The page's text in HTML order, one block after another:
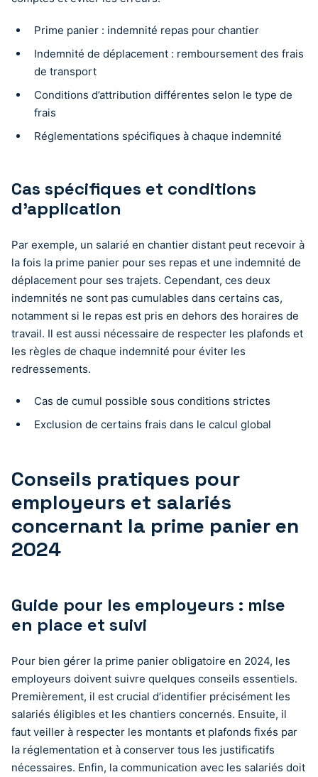
Prime panier : indemnité repas pour chantier
Indemnité de déplacement : remboursement des frais
de transport
Conditions d’attribution différentes selon le type de
frais
Réglementations spécifiques à chaque indemnité
Cas spécifiques et conditions
d’application
Par exemple, un salarié en chantier distant peut recevoir à
la fois la prime panier pour ses repas et une indemnité de
déplacement pour ses trajets. Cependant, ces deux
indemnités ne sont pas cumulables dans certains cas,
notamment si le repas est pris en dehors des horaires de
travail. Il est aussi nécessaire de respecter les plafonds et
les règles de chaque indemnité pour éviter les
redressements.
Cas de cumul possible sous conditions strictes
Exclusion de certains frais dans le calcul global
Conseils pratiques pour
employeurs et salariés
concernant la prime panier en
2024
Guide pour les employeurs : mise
en place et suivi
Pour bien gérer la prime panier obligatoire en 2024, les
employeurs doivent suivre quelques conseils essentiels.
Premièrement, il est crucial d’identifier précisément les
salariés éligibles et les chantiers concernés. Ensuite, il
faut veiller à respecter les montants et plafonds fixés par
la réglementation et à conserver tous les justificatifs
nécessaires. Enfin, la communication avec les salariés doit